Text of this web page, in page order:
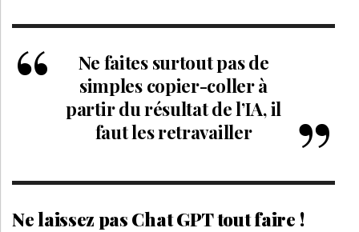
Ne faites surtout pas de
simples copier-coller à
partir du résultat de l’IA, il
faut les retravailler
Ne laissez pas Chat GPT tout faire !